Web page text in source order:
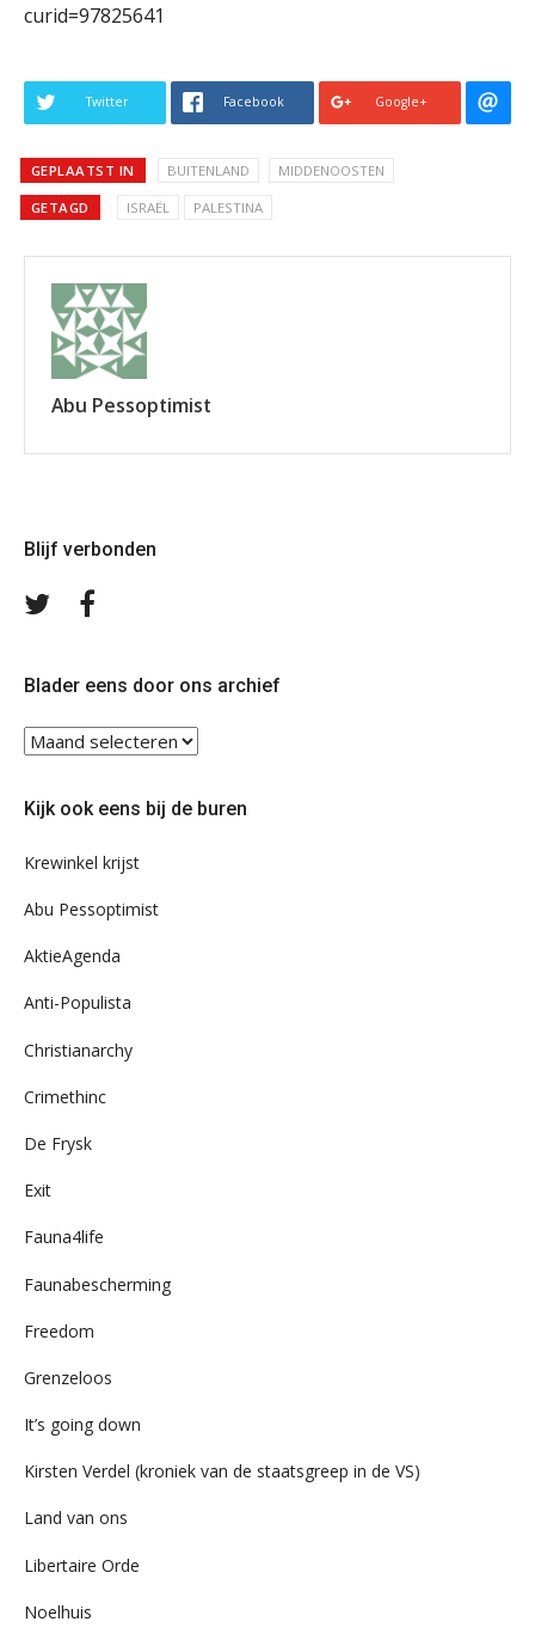
curid=97825641
Twitter Facebook Google+
GEPLAATST IN BUITENLAND MIDDENOOSTEN
GETAGD ISRAËL PALESTINA
Abu Pessoptimist
Blijf verbonden
Volg
Blader eens door ons archief
Blader
eens
ons
Kijk ook eens bij de buren
Krewinkel krijst
Abu Pessoptimist
AktieAgenda
Anti-Populista
Christianarchy
Crimethinc
De Frysk
Exit
Fauna4life
Faunabescherming
Freedom
Grenzeloos
It’s going down
Kirsten Verdel (kroniek van de staatsgreep in de VS)
Land van ons
Libertaire Orde
Noelhuis